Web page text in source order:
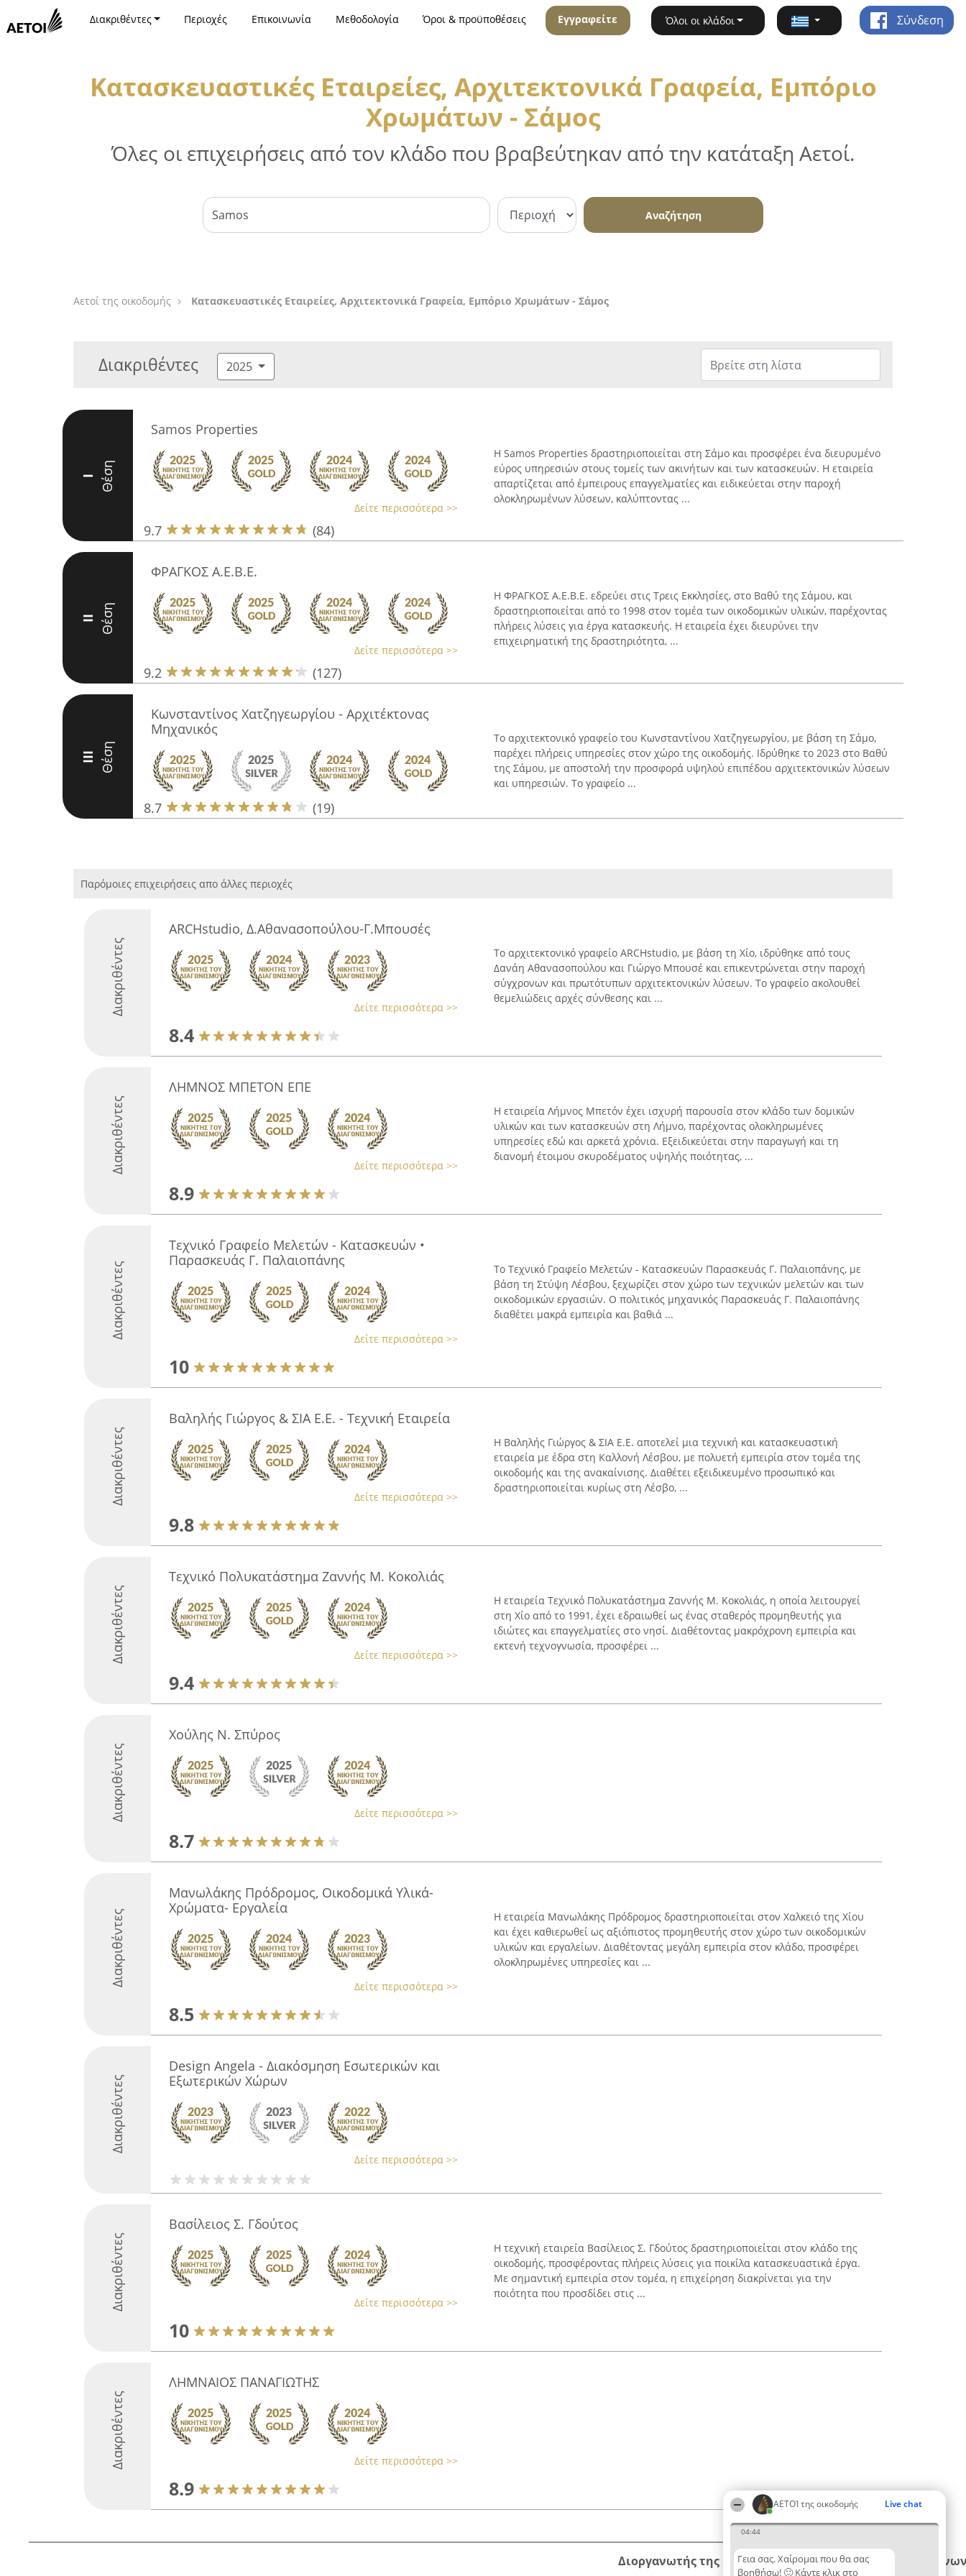
ΑΕΤΟΊ της οικοδομής Live chat
04:44
Γεια σας. Χαίρομαι που θα σας
βοηθήσω! 🙂 Κάντε κλικ στο
Διακριθέντες Περιοχές Επικοινωνία Μεθοδολογία Όροι & προϋποθέσεις Εγγραφείτε Όλοι οι κλάδοι Σύνδεση
Κατασκευαστικές Εταιρείες, Αρχιτεκτονικά Γραφεία, Εμπόριο
Χρωμάτων - Σάμος
Όλες οι επιχειρήσεις από τον κλάδο που βραβεύτηκαν από την κατάταξη Αετοί.
Αναζήτηση
Αετοί της οικοδομής Κατασκευαστικές Εταιρείες, Αρχιτεκτονικά Γραφεία, Εμπόριο Χρωμάτων - Σάμος
Διακριθέντες 2025
I Θέση
Samos Properties
Δείτε περισσότερα >>
9.7 (84)
Η Samos Properties δραστηριοποιείται στη Σάμο και προσφέρει ένα διευρυμένο
εύρος υπηρεσιών στους τομείς των ακινήτων και των κατασκευών. Η εταιρεία
απαρτίζεται από έμπειρους επαγγελματίες και ειδικεύεται στην παροχή
ολοκληρωμένων λύσεων, καλύπτοντας ...
II Θέση
ΦΡΑΓΚΟΣ A.E.B.E.
Δείτε περισσότερα >>
9.2 (127)
Η ΦΡΑΓΚΟΣ Α.Ε.Β.Ε. εδρεύει στις Τρεις Εκκλησίες, στο Βαθύ της Σάμου, και
δραστηριοποιείται από το 1998 στον τομέα των οικοδομικών υλικών, παρέχοντας
πλήρεις λύσεις για έργα κατασκευής. Η εταιρεία έχει διευρύνει την
επιχειρηματική της δραστηριότητα, ...
III Θέση
Κωνσταντίνος Χατζηγεωργίου - Αρχιτέκτονας
Μηχανικός
8.7 (19)
Το αρχιτεκτονικό γραφείο του Κωνσταντίνου Χατζηγεωργίου, με βάση τη Σάμο,
παρέχει πλήρεις υπηρεσίες στον χώρο της οικοδομής. Ιδρύθηκε το 2023 στο Βαθύ
της Σάμου, με αποστολή την προσφορά υψηλού επιπέδου αρχιτεκτονικών λύσεων
και υπηρεσιών. Το γραφείο ...
Παρόμοιες επιχειρήσεις απο άλλες περιοχές
Διακριθέντες
ARCHstudio, Δ.Αθανασοπούλου-Γ.Μπουσές
Δείτε περισσότερα >>
8.4
Το αρχιτεκτονικό γραφείο ARCHstudio, με βάση τη Χίο, ιδρύθηκε από τους
Δανάη Αθανασοπούλου και Γιώργο Μπουσέ και επικεντρώνεται στην παροχή
σύγχρονων και πρωτότυπων αρχιτεκτονικών λύσεων. Το γραφείο ακολουθεί
θεμελιώδεις αρχές σύνθεσης και ...
Διακριθέντες
ΛΗΜΝΟΣ ΜΠΕΤΟΝ ΕΠΕ
Δείτε περισσότερα >>
8.9
Η εταιρεία Λήμνος Μπετόν έχει ισχυρή παρουσία στον κλάδο των δομικών
υλικών και των κατασκευών στη Λήμνο, παρέχοντας ολοκληρωμένες
υπηρεσίες εδώ και αρκετά χρόνια. Εξειδικεύεται στην παραγωγή και τη
διανομή έτοιμου σκυροδέματος υψηλής ποιότητας, ...
Διακριθέντες
Τεχνικό Γραφείο Μελετών - Κατασκευών •
Παρασκευάς Γ. Παλαιοπάνης
Δείτε περισσότερα >>
10
Το Τεχνικό Γραφείο Μελετών - Κατασκευών Παρασκευάς Γ. Παλαιοπάνης, με
βάση τη Στύψη Λέσβου, ξεχωρίζει στον χώρο των τεχνικών μελετών και των
οικοδομικών εργασιών. Ο πολιτικός μηχανικός Παρασκευάς Γ. Παλαιοπάνης
διαθέτει μακρά εμπειρία και βαθιά ...
Διακριθέντες
Βαληλής Γιώργος & ΣΙΑ Ε.Ε. - Τεχνική Εταιρεία
Δείτε περισσότερα >>
9.8
Η Βαληλής Γιώργος & ΣΙΑ Ε.Ε. αποτελεί μια τεχνική και κατασκευαστική
εταιρεία με έδρα στη Καλλονή Λέσβου, με πολυετή εμπειρία στον τομέα της
οικοδομής και της ανακαίνισης. Διαθέτει εξειδικευμένο προσωπικό και
δραστηριοποιείται κυρίως στη Λέσβο, ...
Διακριθέντες
Τεχνικό Πολυκατάστημα Ζαννής Μ. Κοκολιάς
Δείτε περισσότερα >>
9.4
Η εταιρεία Τεχνικό Πολυκατάστημα Ζαννής Μ. Κοκολιάς, η οποία λειτουργεί
στη Χίο από το 1991, έχει εδραιωθεί ως ένας σταθερός προμηθευτής για
ιδιώτες και επαγγελματίες στο νησί. Διαθέτοντας μακρόχρονη εμπειρία και
εκτενή τεχνογνωσία, προσφέρει ...
Διακριθέντες
Χούλης Ν. Σπύρος
Δείτε περισσότερα >>
8.7
Διακριθέντες
Μανωλάκης Πρόδρομος, Οικοδομικά Υλικά-
Χρώματα- Εργαλεία
Δείτε περισσότερα >>
8.5
Η εταιρεία Μανωλάκης Πρόδρομος δραστηριοποιείται στον Χαλκειό της Χίου
και έχει καθιερωθεί ως αξιόπιστος προμηθευτής στον χώρο των οικοδομικών
υλικών και εργαλείων. Διαθέτοντας μεγάλη εμπειρία στον κλάδο, προσφέρει
ολοκληρωμένες υπηρεσίες και ...
Διακριθέντες
Design Angela - Διακόσμηση Εσωτερικών και
Εξωτερικών Χώρων
Δείτε περισσότερα >>
Διακριθέντες
Βασίλειος Σ. Γδούτος
Δείτε περισσότερα >>
10
Η τεχνική εταιρεία Βασίλειος Σ. Γδούτος δραστηριοποιείται στον κλάδο της
οικοδομής, προσφέροντας πλήρεις λύσεις για ποικίλα κατασκευαστικά έργα.
Με σημαντική εμπειρία στον τομέα, η επιχείρηση διακρίνεται για την
ποιότητα που προσδίδει στις ...
Διακριθέντες
ΛΗΜΝΑΙΟΣ ΠΑΝΑΓΙΩΤΗΣ
Δείτε περισσότερα >>
8.9
Διοργανωτής της κατάταξης Κατάταξη